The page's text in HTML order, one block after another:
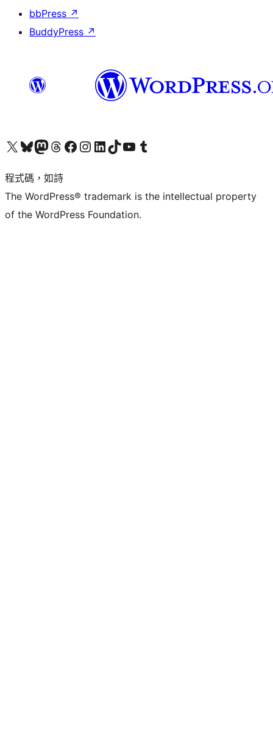
bbPress ↗
BuddyPress ↗
查看我們的 X (之前的 Twitter) 帳號造訪我們的 Bluesky 帳號造訪我們的 Mastodon 帳號造訪我們的 Threads 帳號 造訪我們的 Facebook 粉絲專頁Visit our Instagram account
Visit our LinkedIn account
造訪我們的 TikTok 帳號Visit our YouTube channel
造訪我們的 Tumblr 帳號
程式碼，如詩
The WordPress® trademark is the intellectual property
of the WordPress Foundation.